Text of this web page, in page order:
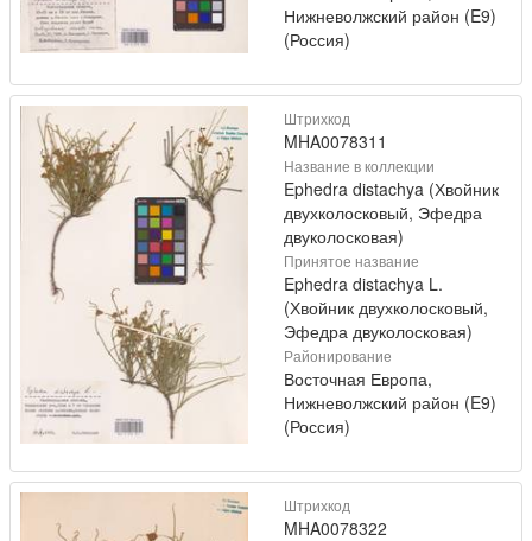
Нижневолжский район (E9)
(Россия)
Штрихкод
MHA0078311
Название в коллекции
Ephedra distachya (Хвойник
двухколосковый, Эфедра
двуколосковая)
Принятое название
Ephedra distachya L.
(Хвойник двухколосковый,
Эфедра двуколосковая)
Районирование
Восточная Европа,
Нижневолжский район (E9)
(Россия)
Штрихкод
MHA0078322